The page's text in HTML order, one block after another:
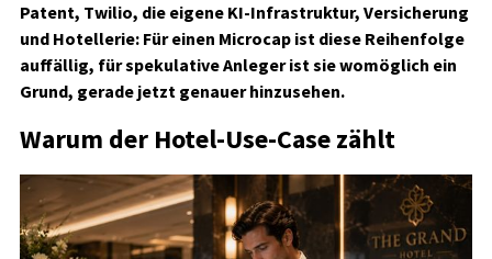
Patent, Twilio, die eigene KI-Infrastruktur, Versicherung
und Hotellerie: Für einen Microcap ist diese Reihenfolge
auffällig, für spekulative Anleger ist sie womöglich ein
Grund, gerade jetzt genauer hinzusehen.
Warum der Hotel-Use-Case zählt